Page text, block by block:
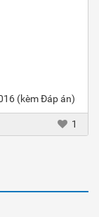
(kèm Đáp án)
1